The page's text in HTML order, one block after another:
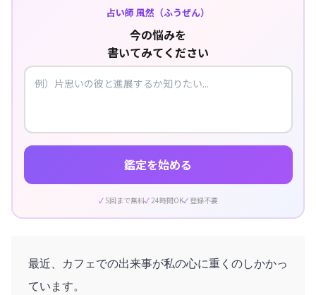
占い師 風然（ふうぜん）
今の悩みを
書いてみてください
鑑定を始める
5回まで無料 24時間OK 登録不要
最近、カフェでの出来事が私の心に重くのしかかっ
ています。